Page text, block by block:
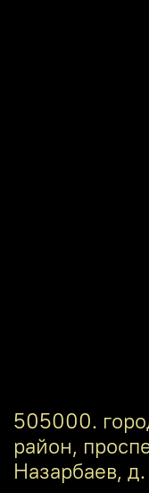
505000.
район,
Назарбаев,